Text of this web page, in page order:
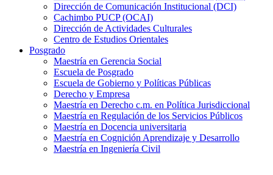
Dirección de Comunicación Institucional (DCI)
Cachimbo PUCP (OCAI)
Dirección de Actividades Culturales
Centro de Estudios Orientales
Posgrado
Maestría en Gerencia Social
Escuela de Posgrado
Escuela de Gobierno y Políticas Públicas
Derecho y Empresa
Maestría en Derecho c.m. en Política Jurisdiccional
Maestría en Regulación de los Servicios Públicos
Maestría en Docencia universitaria
Maestría en Cognición Aprendizaje y Desarrollo
Maestría en Ingeniería Civil